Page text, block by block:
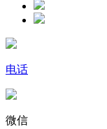
电话
微信